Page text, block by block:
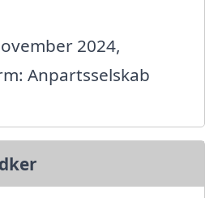
2024,
Anpartsselskab